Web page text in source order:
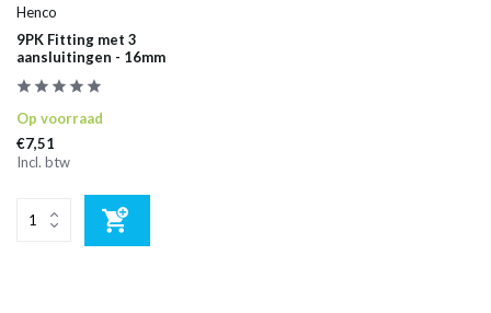
Henco
9PK Fitting met 3
aansluitingen - 16mm
Op voorraad
€7,51
Incl. btw